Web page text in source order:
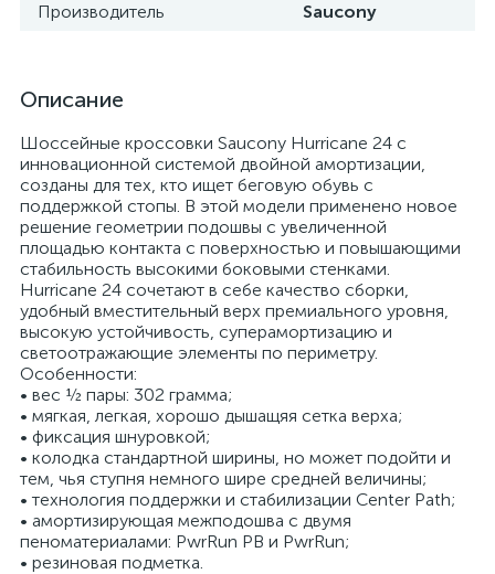
Производитель Saucony
Описание
Шоссейные кроссовки Saucony Hurricane 24 с
инновационной системой двойной амортизации,
созданы для тех, кто ищет беговую обувь с
поддержкой стопы. В этой модели применено новое
решение геометрии подошвы с увеличенной
площадью контакта с поверхностью и повышающими
стабильность высокими боковыми стенками.
Hurricane 24 сочетают в себе качество сборки,
удобный вместительный верх премиального уровня,
высокую устойчивость, суперамортизацию и
светоотражающие элементы по периметру.
Особенности:
• вес ½ пары: 302 грамма;
• мягкая, легкая, хорошо дышащяя сетка верха;
• фиксация шнуровкой;
• колодка стандартной ширины, но может подойти и
тем, чья ступня немного шире средней величины;
• технология поддержки и стабилизации Center Path;
• амортизирующая межподошва с двумя
пеноматериалами: PwrRun PB и PwrRun;
• резиновая подметка.